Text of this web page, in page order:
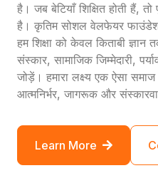
है। जब बेटियाँ शिक्षित होती हैं,
है। कृतिम सोशल वेलफेयर
हम शिक्षा को केवल किताबी
संस्कार, सामाजिक जिम्मेदारी,
जोड़ें। हमारा लक्ष्य एक ऐसा
आत्मनिर्भर, जागरूक और
Learn More